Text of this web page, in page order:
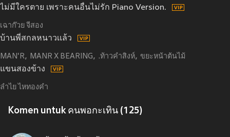
ไม่มีใครตาย เพราะคนอื่นไม่รัก Piano Version.
เฉาก๊วย จีสอง
บ้านพี่สกลหนาวเเล้ว
MAN'R MANR X BEARING .ท้าวคำสิงห์ ขยะหน้าต้นไม้
แขนสองข้าง
ลำไย ไหทองคำ
Komen untuk คนพอกะเทิน (125)